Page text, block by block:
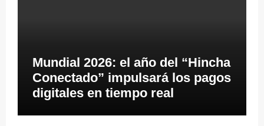
Mundial 2026: el año del “Hincha
Conectado” impulsará los pagos
digitales en tiempo real